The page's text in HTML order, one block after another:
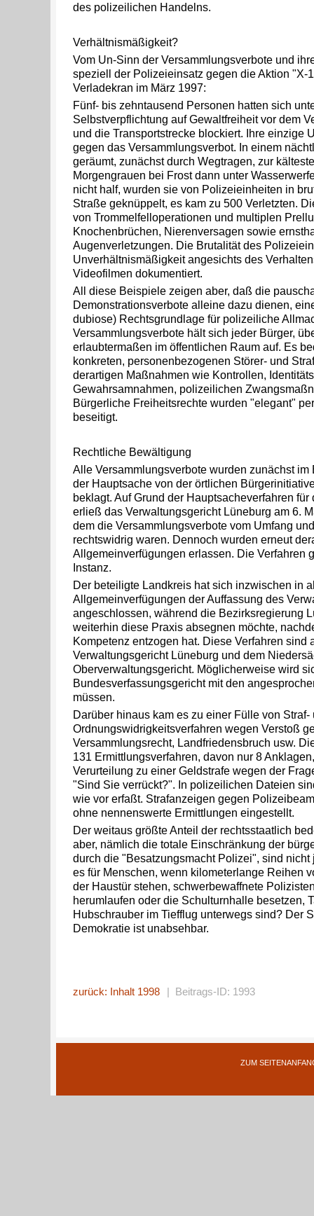
des polizeilichen Handelns.
Verhältnismäßigkeit?
Vom Un-Sinn der Versammlungsverbote und
speziell der Polizeieinsatz gegen die Aktion "X-
Verladekran im März 1997:
Fünf- bis zehntausend Personen hatten sich
Selbstverpflichtung auf Gewaltfreiheit vor dem
und die Transportstrecke blockiert. Ihre einzige
gegen das Versammlungsverbot. In einem
geräumt, zunächst durch Wegtragen, zur
Morgengrauen bei Frost dann unter
nicht half, wurden sie von Polizeieinheiten in
Straße geknüppelt, es kam zu 500 Verletzten.
von Trommelfelloperationen und multiplen
Knochenbrüchen, Nierenversagen sowie
Augenverletzungen. Die Brutalität des
Unverhältnismäßigkeit angesichts des
Videofilmen dokumentiert.
All diese Beispiele zeigen aber, daß die
Demonstrationsverbote alleine dazu dienen,
dubiose) Rechtsgrundlage für polizeiliche
Versammlungsverbote hält sich jeder Bürger,
erlaubtermaßen im öffentlichen Raum auf. Es
konkreten, personenbezogenen Störer- und
derartigen Maßnahmen wie Kontrollen,
Gewahrsamnahmen, polizeilichen
Bürgerliche Freiheitsrechte wurden "elegant"
beseitigt.
Rechtliche Bewältigung
Alle Versammlungsverbote wurden zunächst
der Hauptsache von der örtlichen
beklagt. Auf Grund der Hauptsacheverfahren
erließ das Verwaltungsgericht Lüneburg am 6.
dem die Versammlungsverbote vom Umfang
rechtswidrig waren. Dennoch wurden erneut
Allgemeinverfügungen erlassen. Die Verfahren
Instanz.
Der beteiligte Landkreis hat sich inzwischen in
Allgemeinverfügungen der Auffassung des
angeschlossen, während die Bezirksregierung
weiterhin diese Praxis absegnen möchte,
Kompetenz entzogen hat. Diese Verfahren sind
Verwaltungsgericht Lüneburg und dem
Oberverwaltungsgericht. Möglicherweise wird
Bundesverfassungsgericht mit den
müssen.
Darüber hinaus kam es zu einer Fülle von Straf-
Ordnungswidrigkeitsverfahren wegen Verstoß
Versammlungsrecht, Landfriedensbruch usw.
131 Ermittlungsverfahren, davon nur 8
Verurteilung zu einer Geldstrafe wegen der
"Sind Sie verrückt?". In polizeilichen Dateien
wie vor erfaßt. Strafanzeigen gegen
ohne nennenswerte Ermittlungen eingestellt.
Der weitaus größte Anteil der rechtsstaatlich
aber, nämlich die totale Einschränkung der
durch die "Besatzungsmacht Polizei", sind nicht
es für Menschen, wenn kilometerlange Reihen
der Haustür stehen, schwerbewaffnete
herumlaufen oder die Schulturnhalle besetzen,
Hubschrauber im Tiefflug unterwegs sind? Der
Demokratie ist unabsehbar.
zurück: Inhalt 1998 | Beitrags-ID: 1993
ZUM